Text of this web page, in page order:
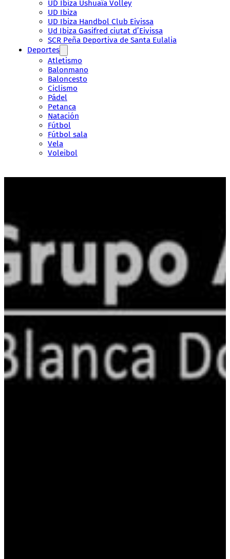
UD Ibiza Ushuaïa Volley
UD Ibiza
UD Ibiza Handbol Club Eivissa
Ud Ibiza Gasifred ciutat d’Eivissa
SCR Peña Deportiva de Santa Eulalia
Deportes
Atletismo
Balonmano
Baloncesto
Ciclismo
Pádel
Petanca
Natación
Fútbol
Fútbol sala
Vela
Voleibol